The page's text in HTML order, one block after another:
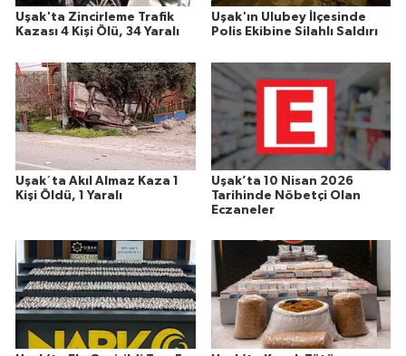
Uşak'ta Zincirleme Trafik
Kazası 4 Kişi Ölü, 34 Yaralı
Uşak'ın Ulubey İlçesinde
Polis Ekibine Silahlı Saldırı
Uşak´ta Akıl Almaz Kaza 1
Kişi Öldü, 1 Yaralı
Uşak’ta 10 Nisan 2026
Tarihinde Nöbetçi Olan
Eczaneler